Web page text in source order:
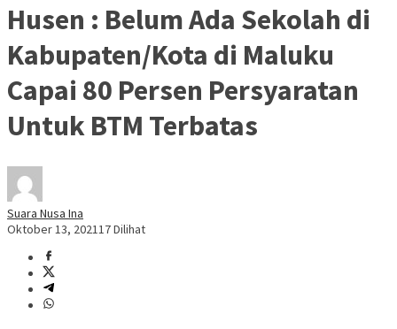
Husen : Belum Ada Sekolah di
Kabupaten/Kota di Maluku
Capai 80 Persen Persyaratan
Untuk BTM Terbatas
Suara Nusa Ina
Oktober 13, 202117 Dilihat